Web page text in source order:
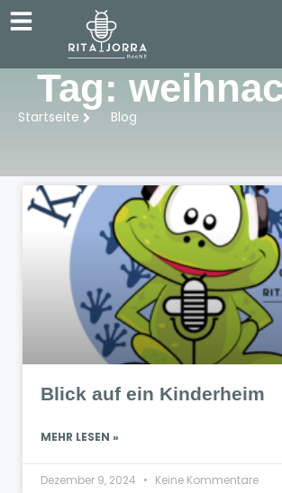
Tag:
Startseite Blog
Blick auf ein Kinderheim
MEHR LESEN »
Dezember 9, 2024 Keine Kommentare